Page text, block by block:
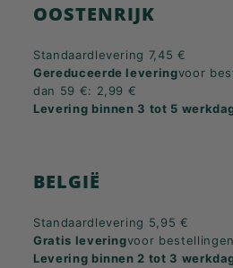
OOSTENRIJK
Standaardlevering 7,45 €
Gereduceerde leveringvoor
dan 59 €: 2,99 €
Levering binnen 3 tot 5
BELGIË
Standaardlevering 5,95 €
Gratis leveringvoor
Levering binnen 2 tot 3